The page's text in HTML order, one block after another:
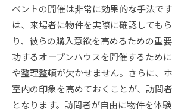
ベントの開催は非常に効果的な手法で
は、来場者に物件を実際に確認しても
り、彼らの購入意欲を高めるための重
功するオープンハウスを開催するため
や整理整頓が欠かせません。さらに、
室内の印象を高めておくことが、訪問
となります。訪問者が自由に物件を体